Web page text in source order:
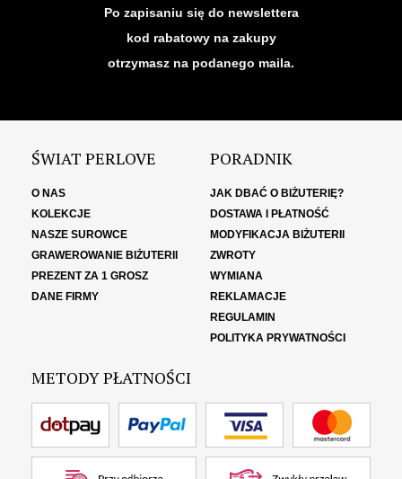
Po zapisaniu się do newslettera
kod rabatowy na zakupy
otrzymasz na podanego maila.
ŚWIAT PERLOVE
O NAS
KOLEKCJE
NASZE SUROWCE
GRAWEROWANIE BIŻUTERII
PREZENT ZA 1 GROSZ
DANE FIRMY
PORADNIK
JAK DBAĆ O BIŻUTERIĘ?
DOSTAWA I PŁATNOŚĆ
MODYFIKACJA BIŻUTERII
ZWROTY
WYMIANA
REKLAMACJE
REGULAMIN
POLITYKA PRYWATNOŚCI
METODY PŁATNOŚCI